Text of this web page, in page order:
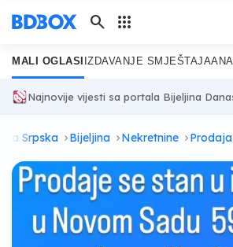
search apps
MALI OGLASI IZDAVANJE SMJEŠTAJA
Najnovije vijesti sa portala Bijeljina
Srpska Bijeljina Nekretnine